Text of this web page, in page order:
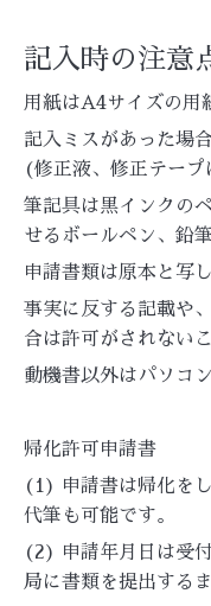
記入時の注意
用紙はA4サイズの用
記入ミスがあった場
(修正液、修正テープ
筆記具は黒インクの
せるボールペン、鉛
申請書類は原本と写
事実に反する記載や
合は許可がされない
動機書以外はパソコ
帰化許可申請書
(1) 申請書は帰化を
代筆も可能です。
(2) 申請年月日は受
局に書類を提出する